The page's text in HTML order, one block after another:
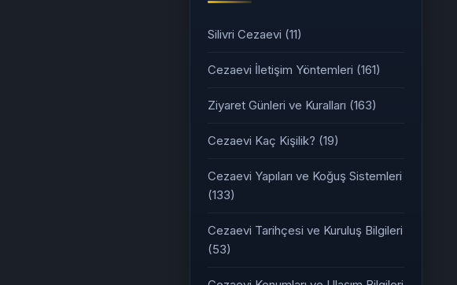
Silivri Cezaevi (11)
Cezaevi İletişim Yöntemleri (161)
Ziyaret Günleri ve Kuralları (163)
Cezaevi Kaç Kişilik? (19)
Cezaevi Yapıları ve Koğuş Sistemleri
(133)
Cezaevi Tarihçesi ve Kuruluş Bilgileri
(53)